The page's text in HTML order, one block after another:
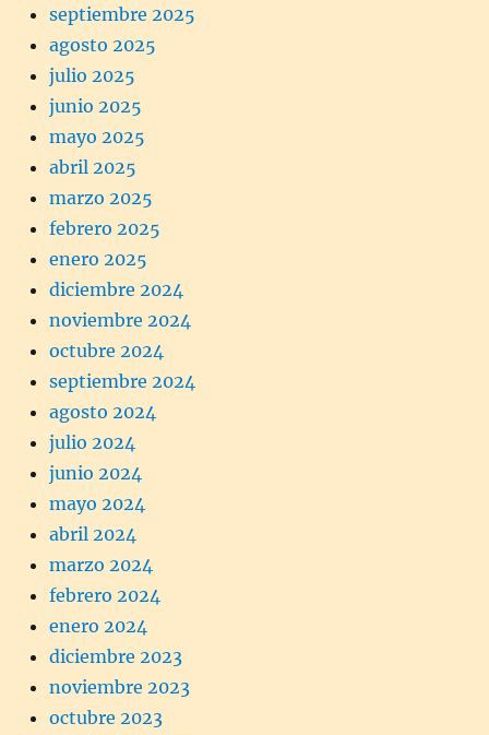
septiembre 2025
agosto 2025
julio 2025
junio 2025
mayo 2025
abril 2025
marzo 2025
febrero 2025
enero 2025
diciembre 2024
noviembre 2024
octubre 2024
septiembre 2024
agosto 2024
julio 2024
junio 2024
mayo 2024
abril 2024
marzo 2024
febrero 2024
enero 2024
diciembre 2023
noviembre 2023
octubre 2023